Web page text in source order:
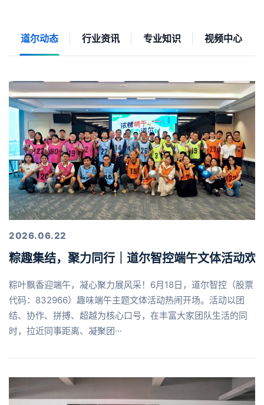
道尔动态 行业资讯 专业知识 视频中心
2026.06.22
粽趣集结，聚力同行｜道尔智控端午文体活动欢
粽叶飘香迎端午，凝心聚力展风采！6月18日，道尔智控（股票
代码：832966）趣味端午主题文体活动热闹开场。活动以团
结、协作、拼搏、超越为核心口号，在丰富大家团队生活的同
时，拉近同事距离、凝聚团···